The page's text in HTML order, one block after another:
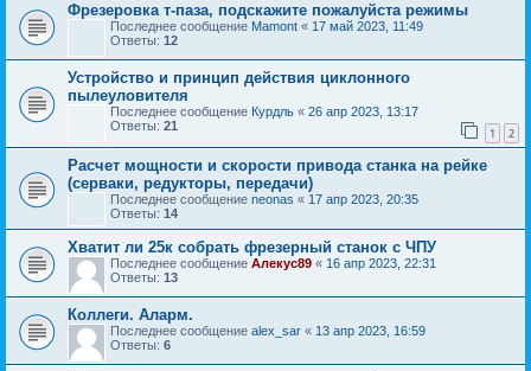
Фрезеровка т-паза, подскажите пожалуйста режимы
Последнее сообщение Mamont « 17 май 2023, 11:49
Ответы: 12
Устройство и принцип действия циклонного
пылеуловителя
Последнее сообщение Курдль « 26 апр 2023, 13:17
Ответы: 21 1 2
Расчет мощности и скорости привода станка на рейке
(серваки, редукторы, передачи)
Последнее сообщение neonas « 17 апр 2023, 20:35
Ответы: 14
Хватит ли 25к собрать фрезерный станок с ЧПУ
Последнее сообщение Алекус89 « 16 апр 2023, 22:31
Ответы: 13
Коллеги. Аларм.
Последнее сообщение alex_sar « 13 апр 2023, 16:59
Ответы: 6